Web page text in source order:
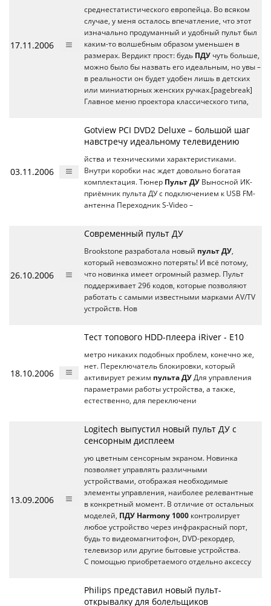
17.11.2006
среднестатистического европейца. Во всяком
случае, у меня осталось впечатление, что этот
изначально продуманный и удобный пульт был
каким-то волшебным образом уменьшен в
размерах. Вердикт прост: будь ПДУ чуть больше,
можно было бы назвать его идеальным, но увы –
в реальности он будет удобен лишь в детских
или миниатюрных женских ручках.[pagebreak]
Главное меню проектора классического типа,
03.11.2006
Gotview PCI DVD2 Deluxe – большой шаг
навстречу идеальному телевидению
йства и техническими характеристиками.
Внутри коробки нас ждет довольно богатая
комплектация. Тюнер Пульт ДУ Выносной ИК-
приёмник пульта ДУ с подключением к USB FM-
антенна Переходник S-Video –
26.10.2006
Современный пульт ДУ
Brookstone разработала новый пульт ДУ,
который невозможно потерять! И всё потому,
что новинка имеет огромный размер. Пульт
поддерживает 296 кодов, которые позволяют
работать с самыми известными марками AV/TV
устройств. Нов
18.10.2006
Тест топового HDD-плеера iRiver - E10
метро никаких подобных проблем, конечно же,
нет. Переключатель блокировки, который
активирует режим пульта ДУ Для управления
параметрами работы устройства, а также,
естественно, для переключени
13.09.2006
Logitech выпустил новый пульт ДУ с
сенсорным дисплеем
ую цветным сенсорным экраном. Новинка
позволяет управлять различными
устройствами, отображая необходимые
элементы управления, наиболее релевантные
в конкретный момент. В отличие от остальных
моделей, ПДУ Harmony 1000 контролирует
любое устройство через инфракрасный порт,
будь то видеомагнитофон, DVD-рекордер,
телевизор или другие бытовые устройства.
С помощью приобретаемого отдельно аксессу
Philips представил новый пульт-
открывалку для болельщиков